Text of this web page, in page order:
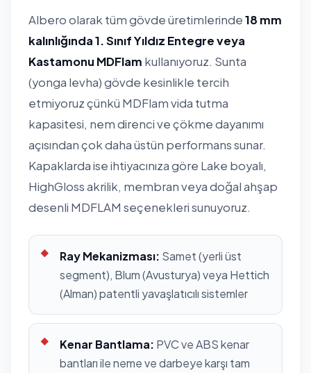
Albero olarak tüm gövde üretimlerinde18 mm
kalınlığında 1. Sınıf Yıldız Entegre veya
Kastamonu MDFlam kullanıyoruz. Sunta
(yonga levha) gövde kesinlikle tercih
etmiyoruz çünkü MDFlam vida tutma
kapasitesi, nem direnci ve çökme dayanımı
açısından çok daha üstün performans sunar.
Kapaklarda ise ihtiyacınıza göre Lake boyalı,
HighGloss akrilik, membran veya doğal ahşap
desenli MDFLAM seçenekleri sunuyoruz.
Ray Mekanizması: Samet (yerli üst
segment), Blum (Avusturya) veya Hettich
(Alman) patentli yavaşlatıcılı sistemler
Kenar Bantlama: PVC ve ABS kenar
bantları ile neme ve darbeye karşı tam